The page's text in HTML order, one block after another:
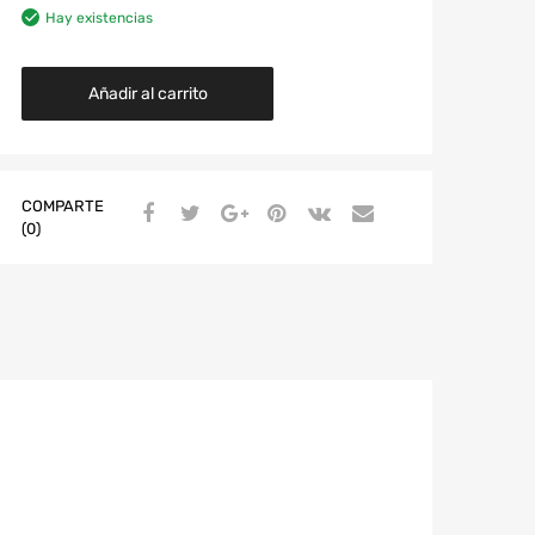
Hay existencias
Añadir al carrito
COMPARTE
(0)